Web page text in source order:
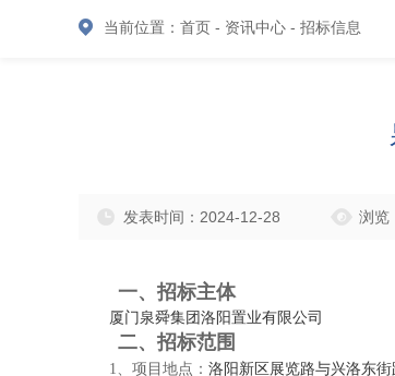
当前位置： 首页 - 资讯中心 - 招标信息
发表时间：2024-12-28 浏览
一、招标主体
厦门泉舜集团洛阳置业有限公司
二、招标范围
1 项目地点： 洛阳新区展览路与兴洛东街